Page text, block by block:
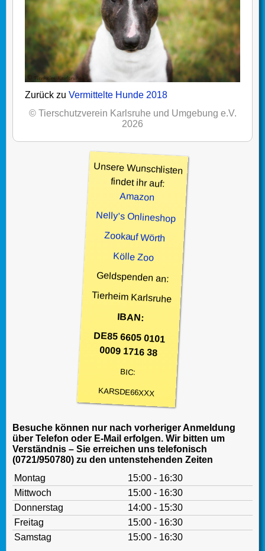
Zurück zu Vermittelte Hunde 2018
© Tierschutzverein Karlsruhe und Umgebung e.V.
2026
Unsere Wunschlisten
findet ihr auf:
Amazon
Nelly’s Onlineshop
Zookauf Wörth
Kölle Zoo
Geldspenden an:
Tierheim Karlsruhe
IBAN:
DE85 6605 0101
0009 1716 38
BIC:
KARSDE66XXX
Besuche können nur nach vorheriger Anmeldung
über Telefon oder E-Mail erfolgen. Wir bitten um
Verständnis – Sie erreichen uns telefonisch
(0721/950780) zu den untenstehenden Zeiten
Montag
15:00 - 16:30
Mittwoch
15:00 - 16:30
Donnerstag
14:00 - 15:30
Freitag
15:00 - 16:30
Samstag
15:00 - 16:30